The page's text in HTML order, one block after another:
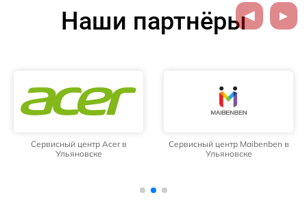
Наши партнёры
Сервисный центр Acer в
Ульяновске
Сервисный центр Maibenben в
Ульяновске